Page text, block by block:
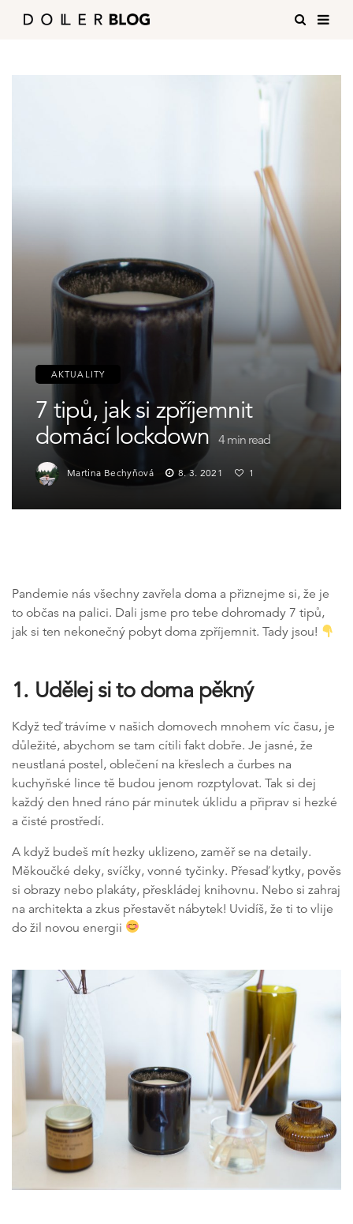
AKTUALITY
7 tipů, jak si zpříjemnit
domácí lockdown 4min read
Martina Bechyňová 8. 3. 2021 1
Pandemie nás všechny zavřela doma a přiznejme si, že je
to občas na palici. Dali jsme pro tebe dohromady 7 tipů,
jak si ten nekonečný pobyt doma zpříjemnit. Tady jsou!
1. Udělej si to doma pěkný
Když teď trávíme v našich domovech mnohem víc času, je
důležité, abychom se tam cítili fakt dobře. Je jasné, že
neustlaná postel, oblečení na křeslech a čurbes na
kuchyňské lince tě budou jenom rozptylovat. Tak si dej
každý den hned ráno pár minutek úklidu a připrav si hezké
a čisté prostředí.
A když budeš mít hezky uklizeno, zaměř se na detaily.
Měkoučké deky, svíčky, vonné tyčinky. Přesaď kytky, pověs
si obrazy nebo plakáty, přeskládej knihovnu. Nebo si zahraj
na architekta a zkus přestavět nábytek! Uvidíš, že ti to vlije
do žil novou energii